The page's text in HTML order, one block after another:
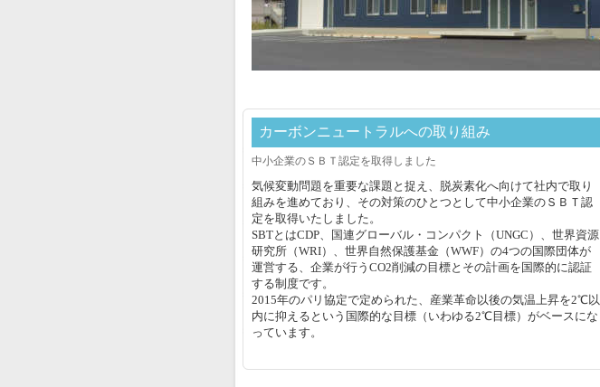
カーボンニュートラルへの取り組み
中小企業のＳＢＴ認定を取得しました
気候変動問題を重要な課題と捉え、脱炭素化へ向けて社内で取り
組みを進めており、その対策のひとつとして中小企業のＳＢＴ認
定を取得いたしました。
SBTとはCDP、国連グローバル・コンパクト（UNGC）、世界資源
研究所（WRI）、世界自然保護基金（WWF）の4つの国際団体が
運営する、企業が行うCO2削減の目標とその計画を国際的に認証
する制度です。
2015年のパリ協定で定められた、産業革命以後の気温上昇を2℃以
内に抑えるという国際的な目標（いわゆる2℃目標）がベースにな
っています。